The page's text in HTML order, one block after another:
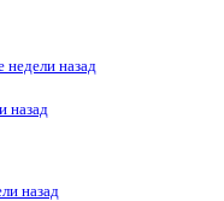
недели назад
назад
назад